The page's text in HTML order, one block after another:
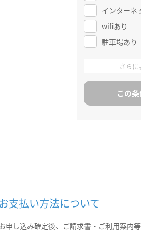
インターネ
wifiあり
駐車場あり
さらに
お支払い方法について
申し込み確定後、ご請求書・ご利用案内等